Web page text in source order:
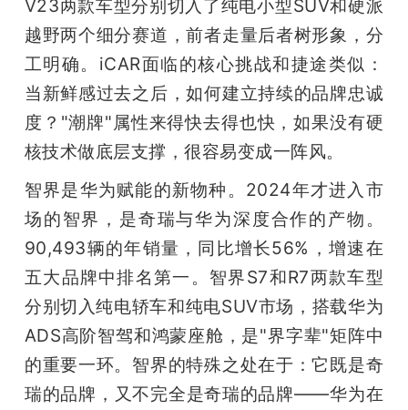
V23两款车型分别切入了纯电小型SUV和硬派
越野两个细分赛道，前者走量后者树形象，分
工明确。iCAR面临的核心挑战和捷途类似：
当新鲜感过去之后，如何建立持续的品牌忠诚
度？"潮牌"属性来得快去得也快，如果没有硬
核技术做底层支撑，很容易变成一阵风。
智界是华为赋能的新物种。2024年才进入市
场的智界，是奇瑞与华为深度合作的产物。
90,493辆的年销量，同比增长56%，增速在
五大品牌中排名第一。智界S7和R7两款车型
分别切入纯电轿车和纯电SUV市场，搭载华为
ADS高阶智驾和鸿蒙座舱，是"界字辈"矩阵中
的重要一环。智界的特殊之处在于：它既是奇
瑞的品牌，又不完全是奇瑞的品牌——华为在